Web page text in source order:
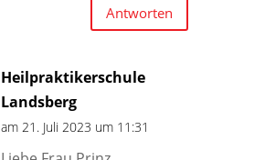
Antworten
Heilpraktikerschule
Landsberg
am 21. Juli 2023 um 11:31